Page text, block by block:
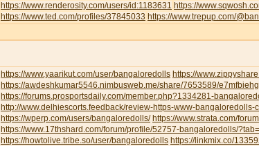
https://www.renderosity.com/users/id:1183631 https://
https://www.ted.com/profiles/37845033 https://www.trepup.com/
https://www.yaarikut.com/user/bangaloredolls https://
https://awdeshkumar5546.nimbusweb.me/share/7653589/
https://forums.prosportsdaily.com/member.php?1334281-
http://www.delhiescorts.feedback/review-https-www-bangaloredolls-
https://wperp.com/users/bangaloredolls/ https://www.strata.com/
https://www.17thshard.com/forum/profile/52757-bangaloredolls/
https://howtolive.tribe.so/user/bangaloredolls https://linkmix.co/